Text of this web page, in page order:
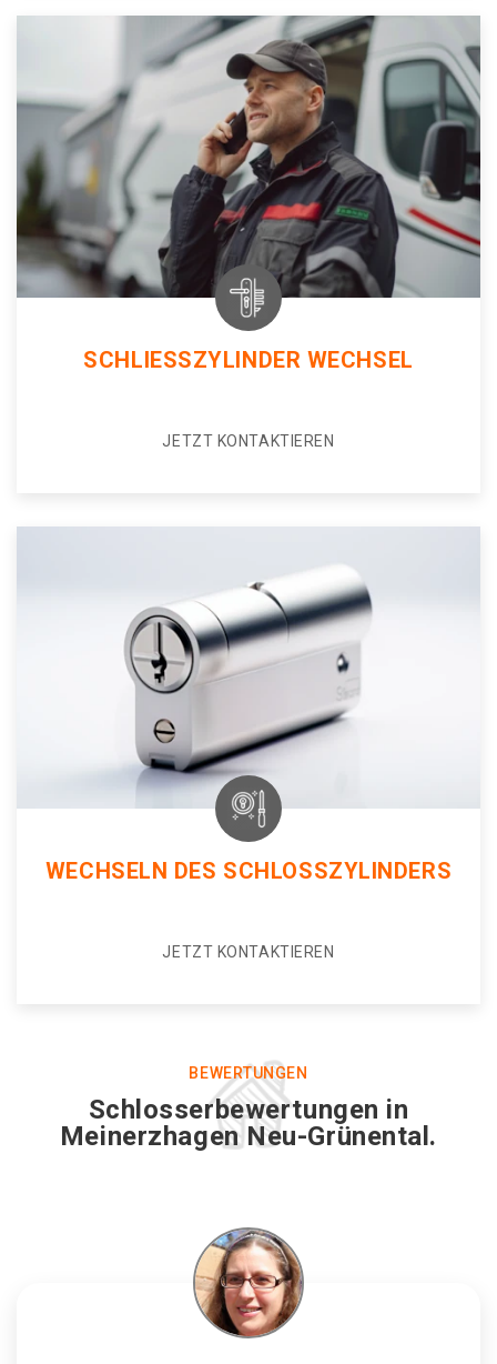
SCHLIESSZYLINDER WECHSEL
JETZT KONTAKTIEREN
WECHSELN DES SCHLOSSZYLINDERS
JETZT KONTAKTIEREN
BEWERTUNGEN
Schlosserbewertungen in
Meinerzhagen Neu-Grünental.